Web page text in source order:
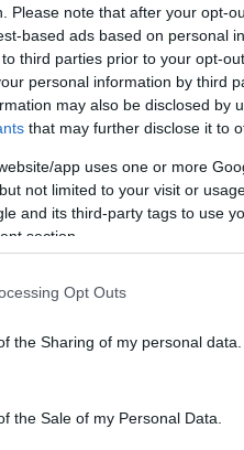
Please note that after your opt-
based ads based on personal
third parties prior to your opt-
personal information by third
may also be disclosed by
that may further disclose it to
app uses one or more
not limited to your visit or
and its third-party tags to use
section.
Opt Outs
the Sharing of my personal data.
the Sale of my Personal Data.
,népszavazás,Szolnok,